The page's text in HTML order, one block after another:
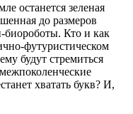
останется зеленая
до размеров
биороботы. Кто и как
футуристическом
будут стремиться
хватать букв? И,